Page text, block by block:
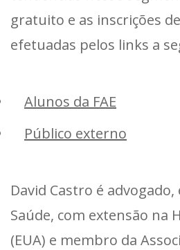
gratuito e as inscrições
efetuadas pelos links a
Alunos da FAE
Público externo
David Castro é
Saúde, com extensão na
(EUA) e membro da